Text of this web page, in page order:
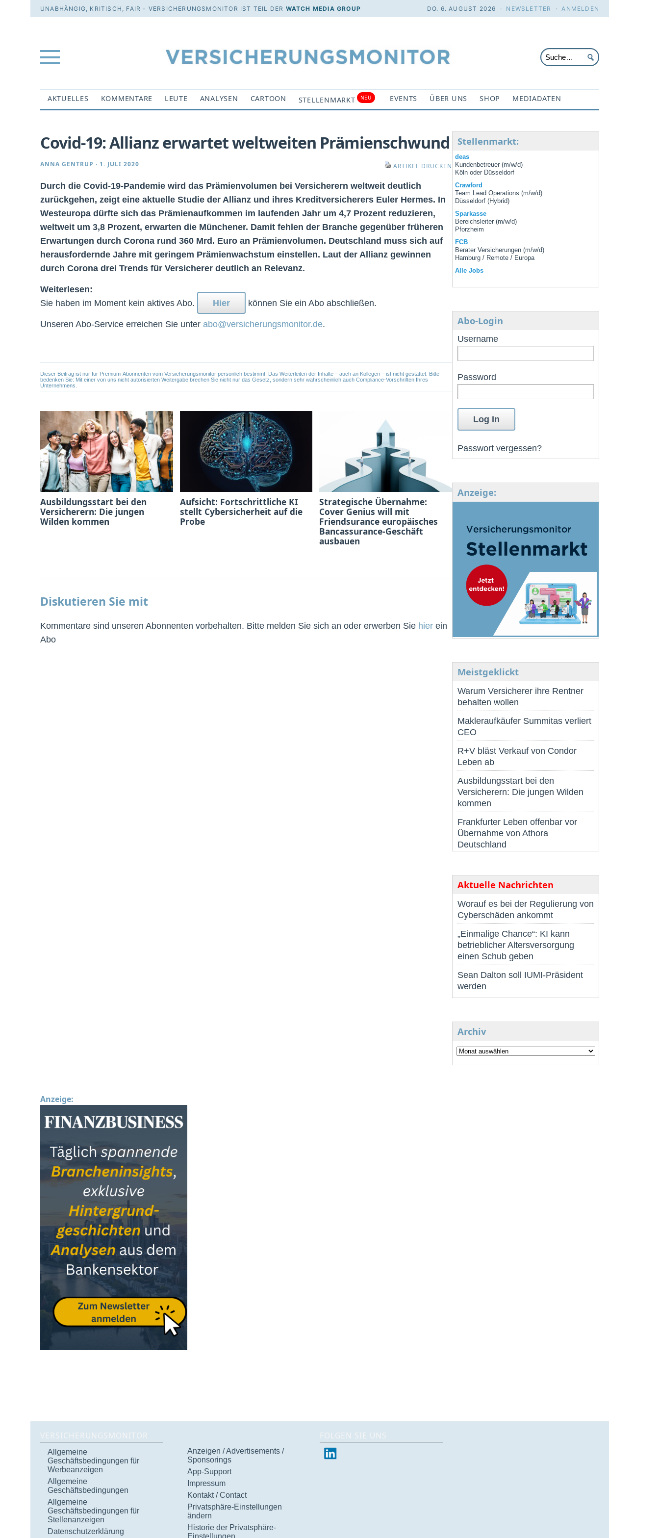
UNABHÄNGIG, KRITISCH, FAIR - VERSICHERUNGSMONITOR IST TEIL DER WATCH MEDIA GROUP DO. 6. AUGUST 2026 · NEWSLETTER ·ANMELDEN
AKTUELLES KOMMENTARE LEUTE ANALYSEN CARTOON STELLENMARKT NEU EVENTS ÜBER UNS SHOP MEDIADATEN
Covid-19: Allianz erwartet weltweiten Prämienschwund
ANNA GENTRUP · 1. JULI 2020 ARTIKEL DRUCKEN
Durch die Covid-19-Pandemie wird das Prämienvolumen bei Versicherern weltweit deutlich
zurückgehen, zeigt eine aktuelle Studie der Allianz und ihres Kreditversicherers Euler Hermes. In
Westeuropa dürfte sich das Prämienaufkommen im laufenden Jahr um 4,7 Prozent reduzieren,
weltweit um 3,8 Prozent, erwarten die Münchener. Damit fehlen der Branche gegenüber früheren
Erwartungen durch Corona rund 360 Mrd. Euro an Prämienvolumen. Deutschland muss sich auf
herausfordernde Jahre mit geringem Prämienwachstum einstellen. Laut der Allianz gewinnen
durch Corona drei Trends für Versicherer deutlich an Relevanz.
Weiterlesen:
Sie haben im Moment kein aktives Abo.
Hier können Sie ein Abo abschließen.
Unseren Abo-Service erreichen Sie unter abo@versicherungsmonitor.de.
Dieser Beitrag ist nur für Premium-Abonnenten vom Versicherungsmonitor persönlich bestimmt. Das Weiterleiten der Inhalte – auch an Kollegen – ist nicht gestattet. Bitte
bedenken Sie: Mit einer von uns nicht autorisierten Weitergabe brechen Sie nicht nur das Gesetz, sondern sehr wahrscheinlich auch Compliance-Vorschriften Ihres
Unternehmens.
Ausbildungsstart bei den
Versicherern: Die jungen
Wilden kommen
Aufsicht: Fortschrittliche KI
stellt Cybersicherheit auf die
Probe
Strategische Übernahme:
Cover Genius will mit
Friendsurance europäisches
Bancassurance-Geschäft
ausbauen
Diskutieren Sie mit
Kommentare sind unseren Abonnenten vorbehalten. Bitte melden Sie sich an oder erwerben Sie hier ein
Abo
Stellenmarkt:
deas
Kundenbetreuer (m/w/d)
Köln oder Düsseldorf
Crawford
Team Lead Operations (m/w/d)
Düsseldorf (Hybrid)
Sparkasse
Bereichsleiter (m/w/d)
Pforzheim
FCB
Berater Versicherungen (m/w/d)
Hamburg / Remote / Europa
Alle Jobs
Abo-Login
Username
Password
Passwort vergessen?
Anzeige:
Meistgeklickt
Warum Versicherer ihre Rentner
behalten wollen
Makleraufkäufer Summitas verliert
CEO
R+V bläst Verkauf von Condor
Leben ab
Ausbildungsstart bei den
Versicherern: Die jungen Wilden
kommen
Frankfurter Leben offenbar vor
Übernahme von Athora
Deutschland
Aktuelle Nachrichten
Worauf es bei der Regulierung von
Cyberschäden ankommt
„Einmalige Chance“: KI kann
betrieblicher Altersversorgung
einen Schub geben
Sean Dalton soll IUMI-Präsident
werden
Archiv
Anzeige:
VERSICHERUNGSMONITOR
Allgemeine
Geschäftsbedingungen für
Werbeanzeigen
Allgemeine
Geschäftsbedingungen
Allgemeine
Geschäftsbedingungen für
Stellenanzeigen
Datenschutzerklärung
Anzeigen / Advertisements /
Sponsorings
App-Support
Impressum
Kontakt / Contact
Privatsphäre-Einstellungen
ändern
Historie der Privatsphäre-
Einstellungen
FOLGEN SIE UNS